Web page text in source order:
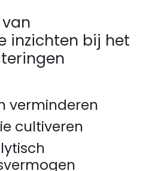
inzichten bij het
verminderen
cultiveren